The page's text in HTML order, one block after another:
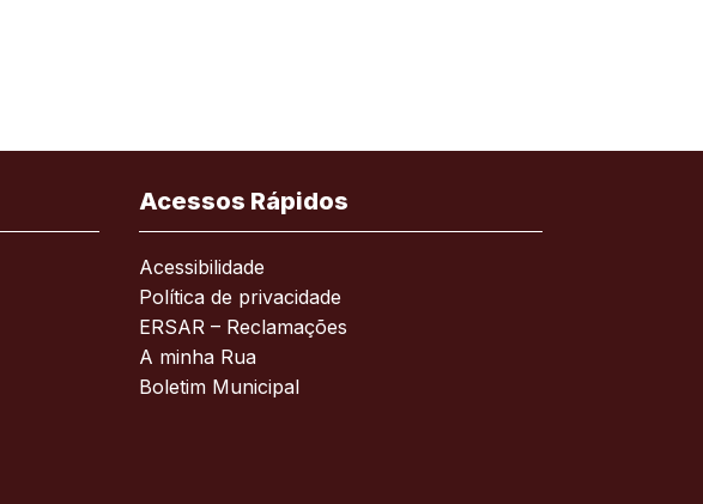
Acessos Rápidos
Acessibilidade
Política de privacidade
ERSAR – Reclamações
A minha Rua
Boletim Municipal